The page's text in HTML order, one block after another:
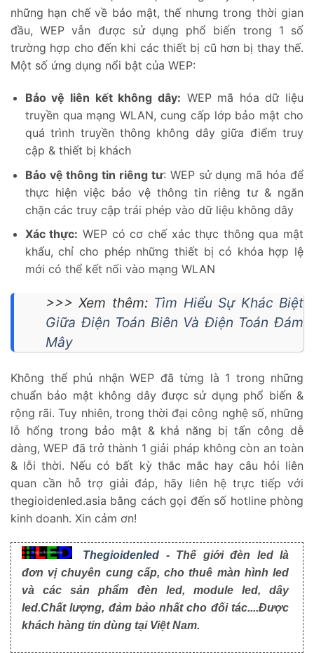
những hạn chế về bảo mật, thế nhưng trong thời gian
đầu, WEP vẫn được sử dụng phổ biến trong 1 số
trường hợp cho đến khi các thiết bị cũ hơn bị thay thế.
Một số ứng dụng nổi bật của WEP:
Bảo vệ liên kết không dây: WEP mã hóa dữ liệu
truyền qua mạng WLAN, cung cấp lớp bảo mật cho
quá trình truyền thông không dây giữa điểm truy
cập & thiết bị khách
Bảo vệ thông tin riêng tư: WEP sử dụng mã hóa để
thực hiện việc bảo vệ thông tin riêng tư & ngăn
chặn các truy cập trái phép vào dữ liệu không dây
Xác thực: WEP có cơ chế xác thực thông qua mật
khẩu, chỉ cho phép những thiết bị có khóa hợp lệ
mới có thể kết nối vào mạng WLAN
>>> Xem thêm: Tìm Hiểu Sự Khác Biệt
Giữa Điện Toán Biên Và Điện Toán Đám
Mây
Không thể phủ nhận WEP đã từng là 1 trong những
chuẩn bảo mật không dây được sử dụng phổ biến &
rộng rãi. Tuy nhiên, trong thời đại công nghệ số, những
lỗ hổng trong bảo mật & khả năng bị tấn công dễ
dàng, WEP đã trở thành 1 giải pháp không còn an toàn
& lỗi thời. Nếu có bất kỳ thắc mắc hay câu hỏi liên
quan cần hỗ trợ giải đáp, hãy liên hệ trực tiếp với
thegioidenled.asia bằng cách gọi đến số hotline phòng
kinh doanh. Xin cảm ơn!
Thegioidenled - Thế giới đèn led là
đơn vị chuyên cung cấp, cho thuê màn hình led
và các sản phẩm đèn led, module led, dây
led.Chất lượng, đảm bảo nhất cho đối tác....Được
khách hàng tin dùng tại Việt Nam.